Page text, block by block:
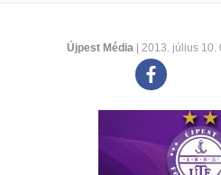
Újpest Média | 2013. július 10.